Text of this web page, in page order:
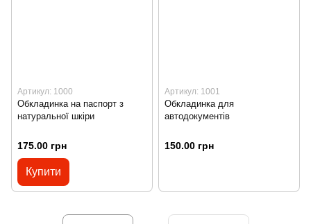
Артикул: 1000
Обкладинка на паспорт з
натуральної шкіри
175.00 грн
Купити
Артикул: 1001
Обкладинка для
автодокументів
150.00 грн